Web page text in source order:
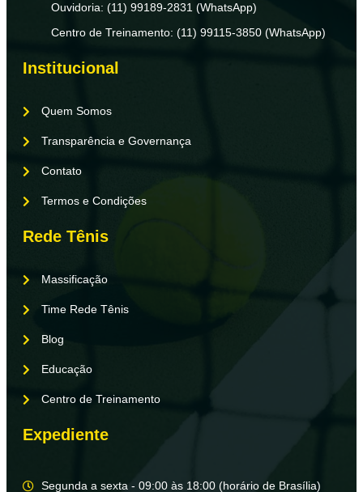
Ouvidoria: (11) 99189-2831 (WhatsApp)
Centro de Treinamento: (11) 99115-3850 (WhatsApp)
Institucional
Quem Somos
Transparência e Governança
Contato
Termos e Condições
Rede Tênis
Massificação
Time Rede Tênis
Blog
Educação
Centro de Treinamento
Expediente
Segunda a sexta - 09:00 às 18:00 (horário de Brasília)